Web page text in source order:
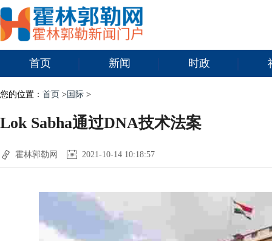
首页 新闻 时政
您的位置： 首页 > 国际 >
Lok Sabha通过DNA技术法案
霍林郭勒网 2021-10-14 10:18:57